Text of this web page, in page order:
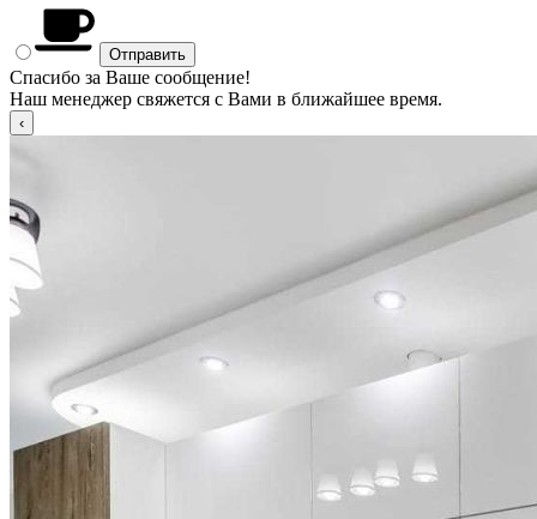
Спасибо за Ваше сообщение!
Наш менеджер свяжется с Вами в ближайшее время.